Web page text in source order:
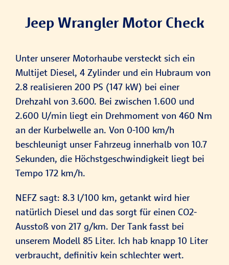
Jeep Wrangler Motor Check
Unter unserer Motorhaube versteckt sich ein
Multijet Diesel, 4 Zylinder und ein Hubraum von
2.8 realisieren 200 PS (147 kW) bei einer
Drehzahl von 3.600. Bei zwischen 1.600 und
2.600 U/min liegt ein Drehmoment von 460 Nm
an der Kurbelwelle an. Von 0-100 km/h
beschleunigt unser Fahrzeug innerhalb von 10.7
Sekunden, die Höchstgeschwindigkeit liegt bei
Tempo 172 km/h.
NEFZ sagt: 8.3 l/100 km, getankt wird hier
natürlich Diesel und das sorgt für einen CO2-
Ausstoß von 217 g/km. Der Tank fasst bei
unserem Modell 85 Liter. Ich hab knapp 10 Liter
verbraucht, definitiv kein schlechter wert.